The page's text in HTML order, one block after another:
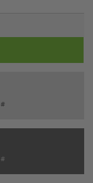
#
#